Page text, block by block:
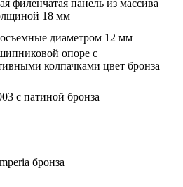
филенчатая панель из массива
18 мм
диаметром 12 мм
опоре с
колпачками цвет бронза
с патиной бронза
бронза